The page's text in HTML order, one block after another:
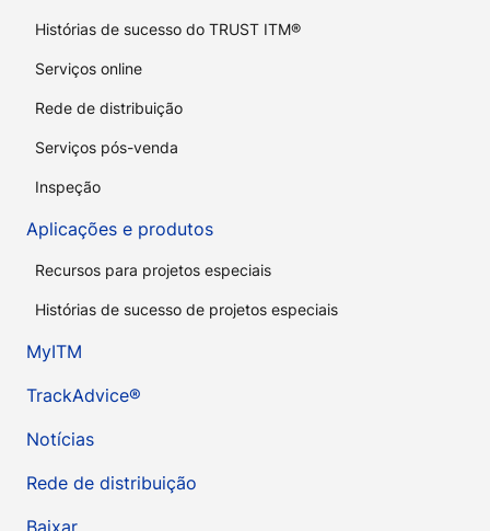
Histórias de sucesso do TRUST ITM®
Serviços online
Rede de distribuição
Serviços pós-venda
Inspeção
Aplicações e produtos
Recursos para projetos especiais
Histórias de sucesso de projetos especiais
MyITM
TrackAdvice®
Notícias
Rede de distribuição
Baixar